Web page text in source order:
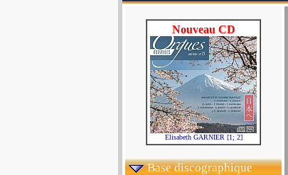
Nouveau CD
Elisabeth GARNIER [1; 2]
Base discographique